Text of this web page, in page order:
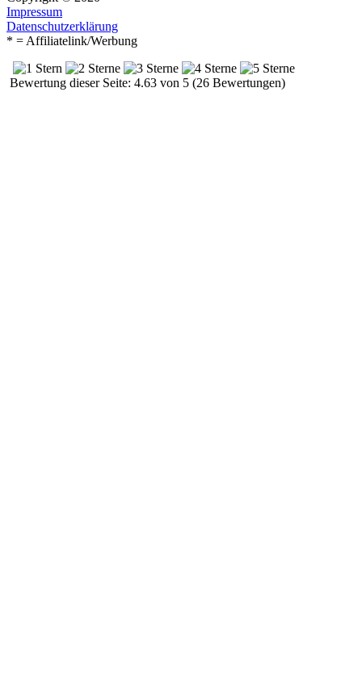
Impressum
Datenschutzerklärung
* = Affiliatelink/Werbung
Bewertung dieser Seite: 4.63 von 5 (26 Bewertungen)